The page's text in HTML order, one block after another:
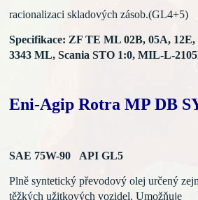
racionalizaci skladových zásob.(GL4+5)
Specifikace: ZF TE ML 02B, 05A,
3343 ML, Scania STO 1:0, MIL-L-
Eni-Agip Rotra MP DB
SAE 75W-90 API GL5
Plně syntetický převodový olej určený
těžkých užitkových vozidel. Umožňuje